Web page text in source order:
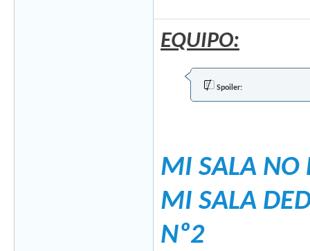
EQUIPO:
Spoiler:
MI SALA NO
MI SALA
Nº2